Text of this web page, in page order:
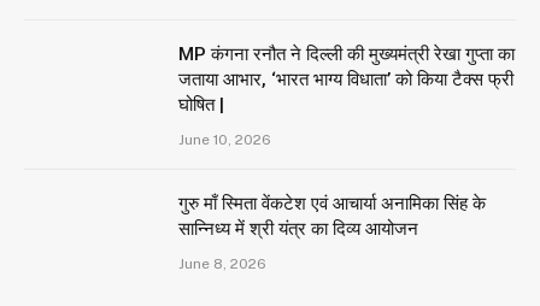
MP कंगना रनौत ने दिल्ली की मुख्यमंत्री रेखा गुप्ता का
जताया आभार, ‘भारत भाग्य विधाता’ को किया टैक्स फ्री
घोषित |
June 10, 2026
गुरु माँ स्मिता वेंकटेश एवं आचार्या अनामिका सिंह के
सान्निध्य में श्री यंत्र का दिव्य आयोजन
June 8, 2026